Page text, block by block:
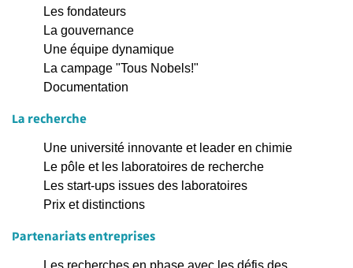
Les fondateurs
La gouvernance
Une équipe dynamique
La campage "Tous Nobels!"
Documentation
La recherche
Une université innovante et leader en chimie
Le pôle et les laboratoires de recherche
Les start-ups issues des laboratoires
Prix et distinctions
Partenariats entreprises
Les recherches en phase avec les défis des